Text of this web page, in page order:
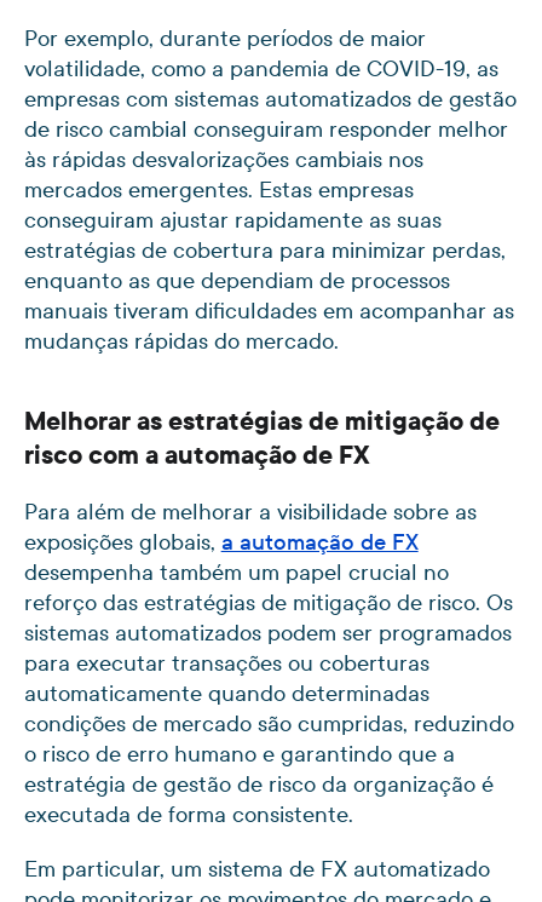
Por exemplo, durante períodos de maior
volatilidade, como a pandemia de COVID-19, as
empresas com sistemas automatizados de gestão
de risco cambial conseguiram responder melhor
às rápidas desvalorizações cambiais nos
mercados emergentes. Estas empresas
conseguiram ajustar rapidamente as suas
estratégias de cobertura para minimizar perdas,
enquanto as que dependiam de processos
manuais tiveram dificuldades em acompanhar as
mudanças rápidas do mercado.
Melhorar as estratégias de mitigação de
risco com a automação de FX
Para além de melhorar a visibilidade sobre as
exposições globais, a automação de FX
desempenha também um papel crucial no
reforço das estratégias de mitigação de risco. Os
sistemas automatizados podem ser programados
para executar transações ou coberturas
automaticamente quando determinadas
condições de mercado são cumpridas, reduzindo
o risco de erro humano e garantindo que a
estratégia de gestão de risco da organização é
executada de forma consistente.
Em particular, um sistema de FX automatizado